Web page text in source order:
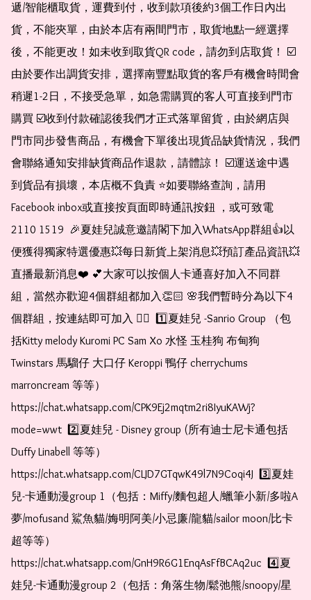
遞/智能櫃取貨，運費到付，收到款項後約3個工作日內出
貨，不能夾單，由於本店有兩間門市，取貨地點一經選擇
後，不能更改！如未收到取貨QR code，請勿到店取貨！ ☑️
由於要作出調貨安排，選擇南豐點取貨的客戶有機會時間會
稍遲1-2日，不接受急單，如急需購買的客人可直接到門市
購買 ☑️收到付款確認後我們才正式落單留貨，由於網店與
門市同步發售商品，有機會下單後出現貨品缺貨情況，我們
會聯絡通知安排缺貨商品作退款，請體諒！ ☑️運送途中遇
到貨品有損壞，本店概不負責 ⭐️如要聯絡查詢，請用
Facebook inbox或直接按頁面即時通訊按鈕 ，或可致電
2110 1519  🎉夏娃兒誠意邀請閣下加入WhatsApp群組👍以
便獲得獨家特選優惠💥每日新貨上架消息💥預訂產品資訊💥
直播最新消息❤️ 💕大家可以按個人卡通喜好加入不同群
組，當然亦歡迎4個群組都加入👏🏻 🌸我們暫時分為以下4
個群組，按連結即可加入 👇🏻  1️⃣夏娃兒 -Sanrio Group （包
括Kitty melody Kuromi PC Sam Xo 水怪 玉桂狗 布甸狗
Twinstars 馬騮仔 大口仔 Keroppi 鴨仔 cherrychums
marroncream 等等）
https://chat.whatsapp.com/CPK9Ej2mqtm2ri8IyuKAWj?
mode=wwt  2️⃣夏娃兒 - Disney group (所有迪士尼卡通包括
Duffy Linabell 等等）
https://chat.whatsapp.com/CLJD7GTqwK49l7N9Coqi4J  3️⃣夏娃
兒-卡通動漫group 1（包括：Miffy/麵包超人/蠟筆小新/多啦A
夢/mofusand 鯊魚貓/娒明阿美/小忌廉/龍貓/sailor moon/比卡
超等等）
https://chat.whatsapp.com/GnH9R6G1EnqAsFfBCAq2uc  4️⃣夏
娃兒-卡通動漫group 2（包括：角落生物/鬆弛熊/snoopy/星